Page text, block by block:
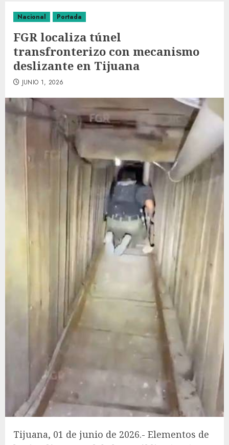
Nacional Portada
FGR localiza túnel
transfronterizo con mecanismo
deslizante en Tijuana
JUNIO 1, 2026
Tijuana, 01 de junio de 2026.- Elementos de